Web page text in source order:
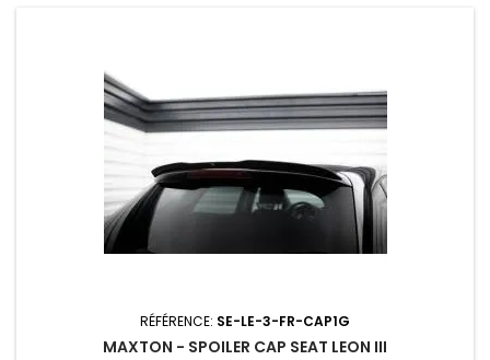
RÉFÉRENCE: SE-LE-3-FR-CAP1G
MAXTON - SPOILER CAP SEAT LEON III